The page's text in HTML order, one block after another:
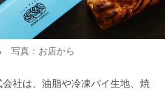
写真：お店から
社は、油脂や冷凍パイ生地、焼